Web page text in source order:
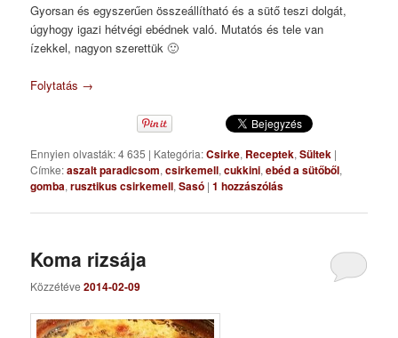
Gyorsan és egyszerűen összeállítható és a sütő teszi dolgát,
úgyhogy igazi hétvégi ebédnek való. Mutatós és tele van
ízekkel, nagyon szerettük 🙂
Folytatás →
Ennyien olvasták: 4 635 | Kategória:Csirke, Receptek,Sültek |
Címke:aszalt paradicsom,csirkemell,cukkini,ebéd a sütőből,
gomba,rusztikus csirkemell,Sasó |1 hozzászólás
Koma rizsája
Közzétéve2014-02-09